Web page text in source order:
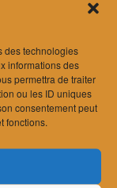
des technologies
informations des
permettra de traiter
ou les ID uniques
consentement peut
fonctions.